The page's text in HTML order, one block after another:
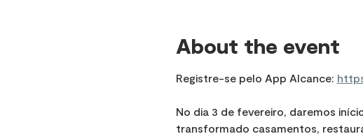
About the event
Registre-se pelo App Alcance:
No dia 3 de fevereiro, daremos
transformado casamentos,